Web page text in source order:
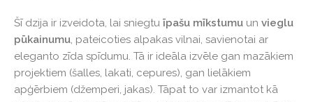
Šī dzija ir izveidota, lai sniegtu īpašu mīkstumu un vieglu
pūkainumu, pateicoties alpakas vilnai, savienotai ar
eleganto zīda spīdumu. Tā ir ideāla izvēle gan mazākiem
projektiem (šalles, lakati, cepures), gan lielākiem
apģērbiem (džemperi, jakas). Tāpat to var izmantot kā